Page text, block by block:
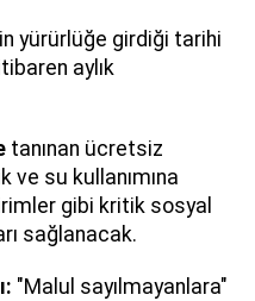
yürürlüğe girdiği tarihi
aylık
tanınan ücretsiz
ve su kullanımına
gibi kritik sosyal
sağlanacak.
"Malul sayılmayanlara"